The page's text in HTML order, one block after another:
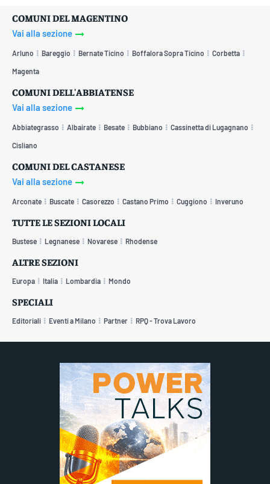
COMUNI DEL MAGENTINO
Vai alla sezione
Arluno Bareggio Bernate Ticino Boffalora Sopra Ticino Corbetta
Magenta
COMUNI DELL'ABBIATENSE
Vai alla sezione
Abbiategrasso Albairate Besate Bubbiano Cassinetta di Lugagnano
Cisliano
COMUNI DEL CASTANESE
Vai alla sezione
Arconate Buscate Casorezzo Castano Primo Cuggiono Inveruno
TUTTE LE SEZIONI LOCALI
Bustese Legnanese Novarese Rhodense
ALTRE SEZIONI
Europa Italia Lombardia Mondo
SPECIALI
Editoriali Eventi a Milano Partner RPQ - Trova Lavoro